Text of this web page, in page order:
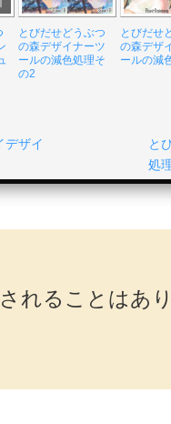
とびだせどうぶつ
の森デザイナーツ
ールの減色処理そ
の2
とびだせ
の森デザ
ールの減
デザイ
と
処
れることはあ